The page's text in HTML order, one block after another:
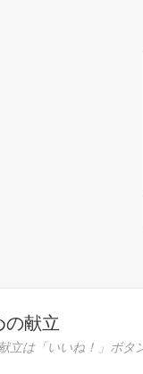
の献立
立は「いいね！」ボタ